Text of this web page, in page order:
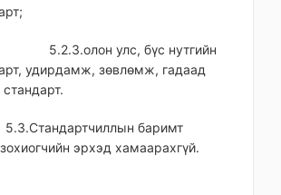
5.2.3.олон улс, бүс нутгийн
удирдамж, зөвлөмж, гадаад
5.3.Стандартчиллын баримт
эрхэд хамаарахгүй.